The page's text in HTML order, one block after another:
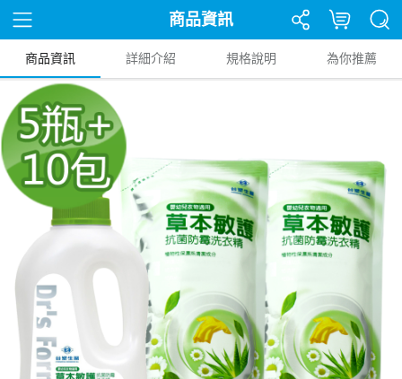
商品資訊
商品資訊 詳細介紹 規格說明 為你推薦